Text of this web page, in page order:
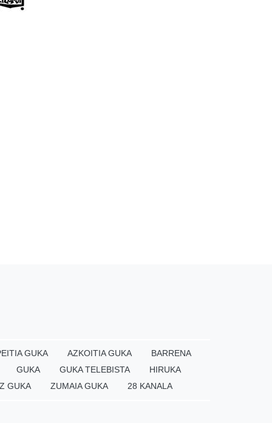
GUKA AZKOITIA GUKA
BARRENA
GUKA
GUKA TELEBISTA
HIRUKA
GUKA
ZUMAIA GUKA 28 KANALA